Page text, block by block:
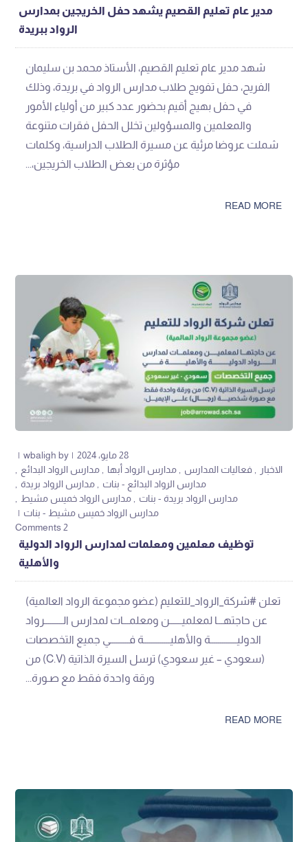
مدير عام تعليم القصيم يشهد حفل الخريجين بمدارس
الرواد ببريدة
شهد مدير عام تعليم القصيم، الأستاذ محمد بن سليمان
الفريح، حفل تفويج طلاب مدارس الرواد في بريدة، وذلك
في حفل بهيج أقيم بحضور عدد كبير من أولياء الأمور
والمعلمين والمسؤولين تخلل الحفل فقرات متنوعة
شملت عروضا مرئية عن مسيرة الطلاب الدراسية، وكلمات
مؤثرة من بعض الطلاب الخريجين،...
READ MORE
28 مايو، 2024 by
wbaligh
الاخبار
فعاليات المدارس مدارس الرواد أبها
مدارس الرواد البدائع
مدارس الرواد البدائع - بنات
مدارس الرواد بريدة
مدارس الرواد بريدة - بنات
مدارس الرواد خميس مشيط
مدارس الرواد خميس مشيط - بنات
2 Comments
توظيف معلمين ومعلمات لمدارس الرواد الدولية
والأهلية
تعلن #شركة_الرواد_للتعليم (عضو مجموعة الرواد العالمية)
عن حاجتهـــا لمعلميــــــن ومعلمـــات لمدارس الـــــــــرواد
الدوليـــــــــــــة والأهليـــــــــــــة فـــــــــي جميع التخصصات
(سعودي – غير سعودي) ترسل السيرة الذاتية (C.V) من
ورقة واحدة فقط مع صـورة...
READ MORE